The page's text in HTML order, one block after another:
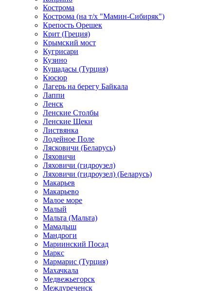
Кострома
Кострома (на т/х "Мамин-Сибиряк")
Крепость Орешек
Крит (Греция)
Крымский мост
Кугрисари
Кузино
Кушадасы (Турция)
Кюсюр
Лагерь на берегу Байкала
Лаппи
Ленск
Ленские Столбы
Ленские Щеки
Листвянка
Лодейное Поле
Лясковичи (Беларусь)
Ляховичи
Ляховичи (гидроузел)
Ляховичи (гидроузел) (Беларусь)
Макарьев
Макарьево
Малое море
Малый
Мальта (Мальта)
Мамадыш
Мандроги
Мариинский Посад
Маркс
Мармарис (Турция)
Махачкала
Медвежьегорск
Междуреченск